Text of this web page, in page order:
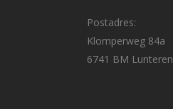
Postadres:
Klomperweg 84a
6741 BM Lunteren